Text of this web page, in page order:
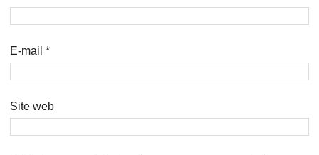
E-mail *
Site web